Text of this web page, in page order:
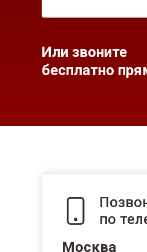
Или звоните
бесплатно
по
Москва